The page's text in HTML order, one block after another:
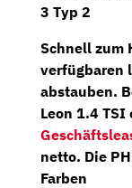
3 Typ 2
Schnell zum
verfügbaren
abstauben.
Leon 1.4 TSI
netto. Die
Farben